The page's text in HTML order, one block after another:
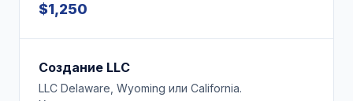
$1,250
Создание LLC
LLC Delaware, Wyoming или California.